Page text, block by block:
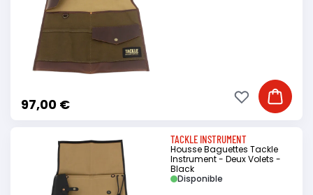
97,00 € Ajouter
Ajouter à ma
TACKLE INSTRUMENT
Housse Baguettes Tackle
Instrument - Deux Volets -
Black
Disponible